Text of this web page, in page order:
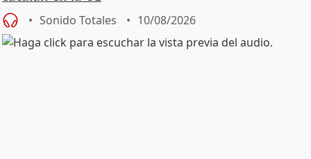
Sonido Totales 10/08/2026